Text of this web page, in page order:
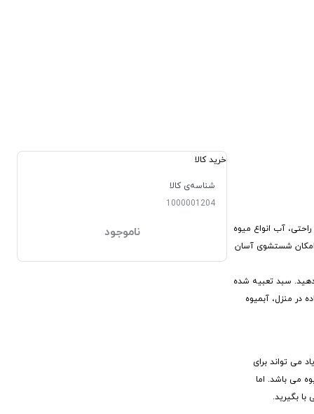
آب انواع میوه
و ساده جهت امکان شستشوی آسان
دهید. سبد تعبیه شده
گرم می باشد. این محصول قابل استفاده در منزل، آبمیوه
می تواند برای
می باشد. اما
با بگیرید.
خرید کالا
شناسه‌ی کالا
1000001204
ناموجود